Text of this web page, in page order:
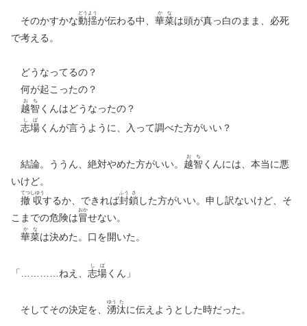
そのかすかな動
どう
揺
よう
が伝わる中、 華
か
菜
な
は頭が真っ白のまま、必死
で考える。
どうなってるの？
何が起こったの？
越
お
智
ち
くんはどうなったの？
志
し
場
ば
くんが言うように、入って調べた方がいい？
結論。ううん、絶対やめた方がいい。 越
お
智
ち
くんには、本当に悪
いけど。
撤
てつ
収
しゆう
するか、できれば封
ふう
鎖
さ
した方がいい。申し訳ないけど、そ
こまでの危険は冒
おか
せない。
華
か
菜
な
は決めた。口を開いた。
「…………ねえ、 志
し
場
ば
くん」
そしてその決定を、 湧
ゆう
汰
た
に伝えようとした時だった。